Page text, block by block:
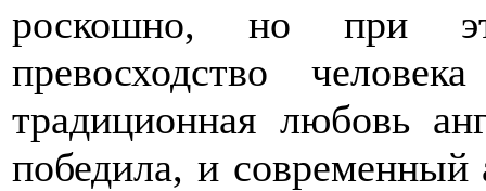
роскошно, но при
превосходство
традиционная любовь
победила, и современный